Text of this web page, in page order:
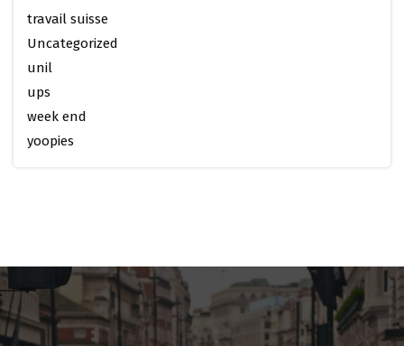
travail suisse
Uncategorized
unil
ups
week end
yoopies